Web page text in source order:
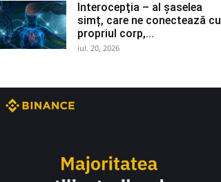
Interocepţia – al șaselea
simț, care ne conectează cu
propriul corp,...
iul. 20, 2026